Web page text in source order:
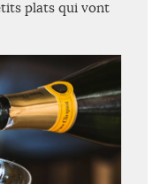
plats qui vont